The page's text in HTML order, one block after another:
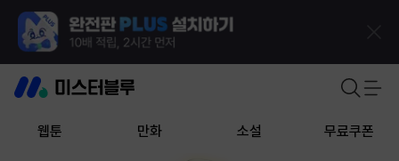
웹툰 만화 소설 무료쿠폰